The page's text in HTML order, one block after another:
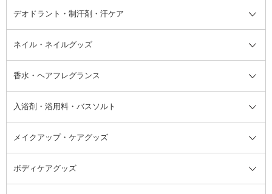
ブースター・導入液
洗い流すパック・マスク
リップクリーム・リップケア
顔用マッサージ料
アイブロウ・眉マスカラ
チーク
ハイライト・シェーディング
レッグ・フットケア
バストケア
ネイルケア
脱毛・除毛ケア
洗い流さないトリートメント
ヘアスタイリング剤
頭皮ケア・育毛剤
その他シャンプー・ヘアケア・ヘ
アスタイリング
日焼け対策・ケア全て
サンオイル・タンニング
その他日焼け対策・UVケア
デオドラント・制汗剤・汗ケア
デオドラント・制汗剤・汗ケア全
て
フット用デオドラント・制汗剤・
汗ケア
ネイル・ネイルグッズ
ネイル・ネイルグッズ全て
ジェルネイル
リムーバー・除光液
香水・ヘアフレグランス
香水・ヘアフレグランス全て
フレグランスミスト
その他香水・ヘアフレグランス
入浴剤・浴用料・バスソルト
入浴剤・浴用料・バスソルト全て
バスソルト
メイクアップ・ケアグッズ
メイクアップ・ケアグッズ全て
ボディケアグッズ